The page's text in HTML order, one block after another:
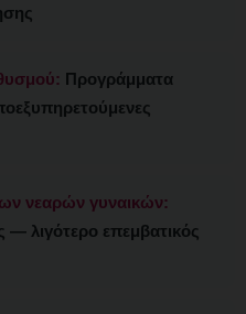
Προγράμματα
νεαρών γυναικών:
— λιγότερο επεμβατικός